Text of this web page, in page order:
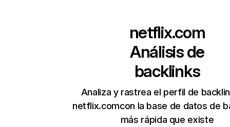
netflix.com
Análisis de
backlinks
Analiza y rastrea el perfil de
netflix.comcon la base de datos de
más rápida que existe